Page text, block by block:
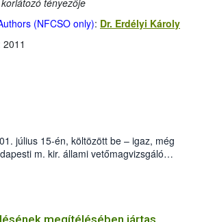
tényezője
(NFCSO only): Dr. Erdélyi Károly
2011
július 15-én, költözött be – igaz, még
m. kir. állami vetőmagvizsgáló
15. szám alatti, Czigler Győző által
megítélésében jártas